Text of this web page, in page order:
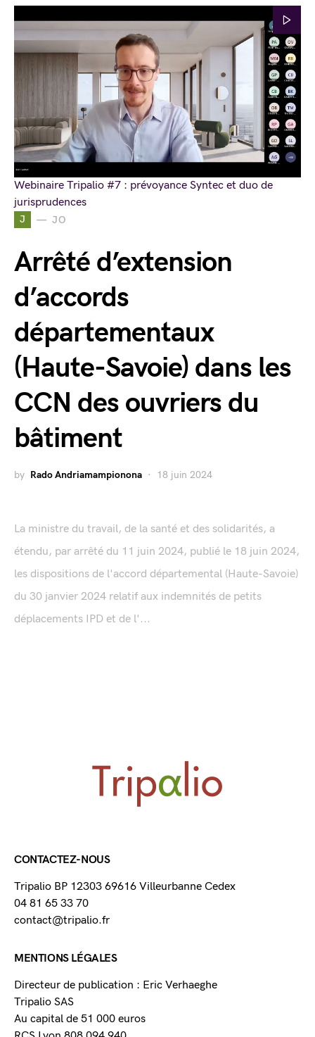
J JO
Arrêté d’extension
d’accords
départementaux
(Haute-Savoie) dans les
CCN des ouvriers du
bâtiment
by Rado Andriamampionona 18 juin 2024
La ministre du travail, de la santé et des solidarités, a
étendu, par arrêté du 11 juin 2024, publié le 18 juin 2024,
les dispositions de l'accord départemental (Haute-Savoie)
du 30 janvier 2024 relatif aux indemnités de petits
déplacements IPD et de l'...
Webinaire Tripalio #7 : prévoyance Syntec et duo de
jurisprudences
CONTACTEZ-NOUS
Tripalio BP 12303 69616 Villeurbanne Cedex
04 81 65 33 70
contact@tripalio.fr
MENTIONS LÉGALES
Directeur de publication : Eric Verhaeghe
Tripalio SAS
Au capital de 51 000 euros